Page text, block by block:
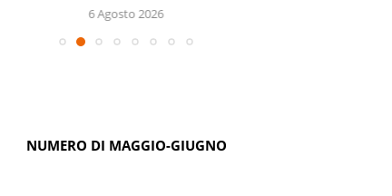
6 Agosto 2026
NUMERO DI MAGGIO-GIUGNO